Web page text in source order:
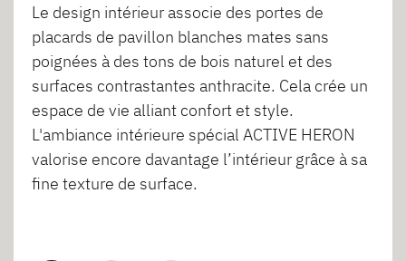
Le design intérieur associe des portes de
placards de pavillon blanches mates sans
poignées à des tons de bois naturel et des
surfaces contrastantes anthracite. Cela crée un
espace de vie alliant confort et style.
L'ambiance intérieure spécial ACTIVE HERON
valorise encore davantage l’intérieur grâce à sa
fine texture de surface.